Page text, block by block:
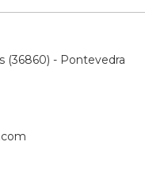
(36860) - Pontevedra